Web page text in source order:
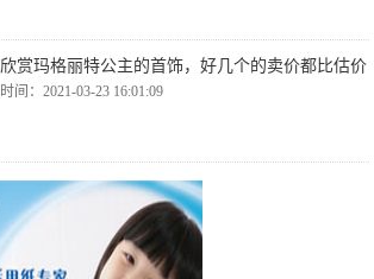
欣赏玛格丽特公主的首饰，好几个的卖价都比估价
时间：2021-03-23 16:01:09